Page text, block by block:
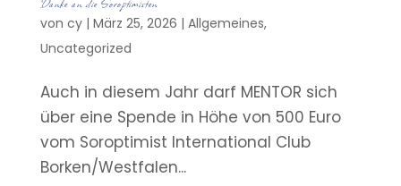
Danke an die Soroptimisten
von cy| März 25, 2026 | Allgemeines,
Uncategorized
Auch in diesem Jahr darf MENTOR sich
über eine Spende in Höhe von 500 Euro
vom Soroptimist International Club
Borken/Westfalen...